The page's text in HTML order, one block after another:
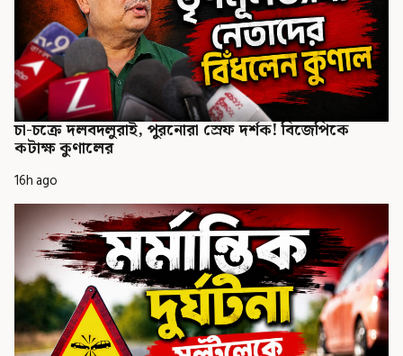
চা-চক্রে দলবদলুরাই, পুরনোরা স্রেফ দর্শক! বিজেপিকে
কটাক্ষ কুণালের
16h ago